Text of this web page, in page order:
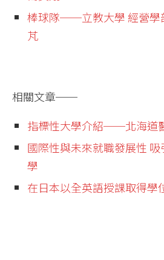
棒球隊──立教大學 經營學
芃
相關文章──
指標性大學介紹──北海道
國際性與未來就職發展性
學
在日本以全英語授課取得學